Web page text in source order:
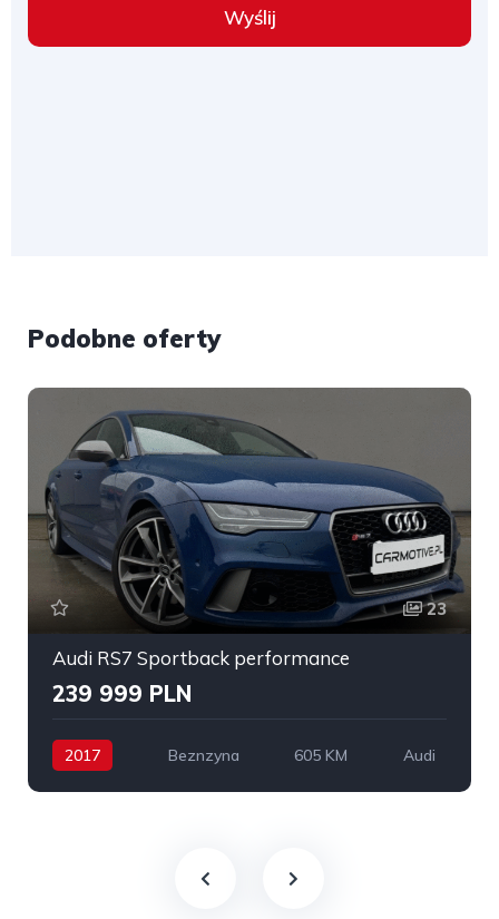
Wyślij
Podobne oferty
23
Audi RS7 Sportback performance
239 999 PLN
2017 Beznzyna 605 KM Audi